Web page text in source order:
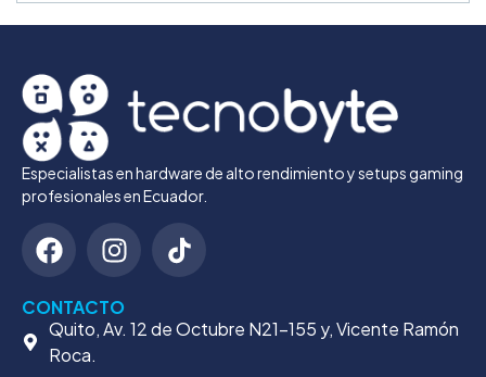
Especialistas en hardware de alto rendimiento y setups gaming
profesionales en Ecuador.
CONTACTO
Quito, Av. 12 de Octubre N21-155 y, Vicente Ramón
Roca.